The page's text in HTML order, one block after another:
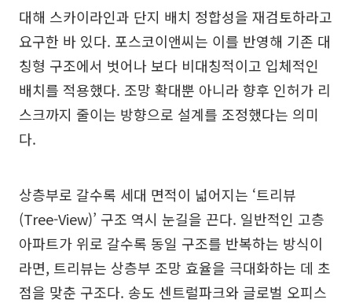
대해 스카이라인과 단지 배치 정합성을 재검토하라고
요구한 바 있다. 포스코이앤씨는 이를 반영해 기존 대
칭형 구조에서 벗어나 보다 비대칭적이고 입체적인
배치를 적용했다. 조망 확대뿐 아니라 향후 인허가 리
스크까지 줄이는 방향으로 설계를 조정했다는 의미
다.
상층부로 갈수록 세대 면적이 넓어지는 ‘트리뷰
(Tree-View)’ 구조 역시 눈길을 끈다. 일반적인 고층
아파트가 위로 갈수록 동일 구조를 반복하는 방식이
라면, 트리뷰는 상층부 조망 효율을 극대화하는 데 초
점을 맞춘 구조다. 송도 센트럴파크와 글로벌 오피스